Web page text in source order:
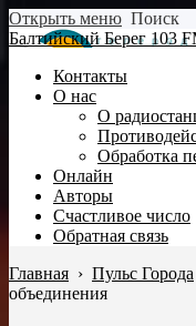
Открыть меню Поиск
Балтийский Берег 103
Контакты
О нас
О
Обработка
Онлайн
Авторы
Счастливое число
Обратная связь
Главная › Пульс Города
объединения